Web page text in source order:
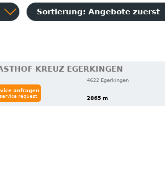
Sortierung: Angebote zuerst
KREUZ EGERKINGEN
4622 Egerkingen
2865 m
anfragen
request